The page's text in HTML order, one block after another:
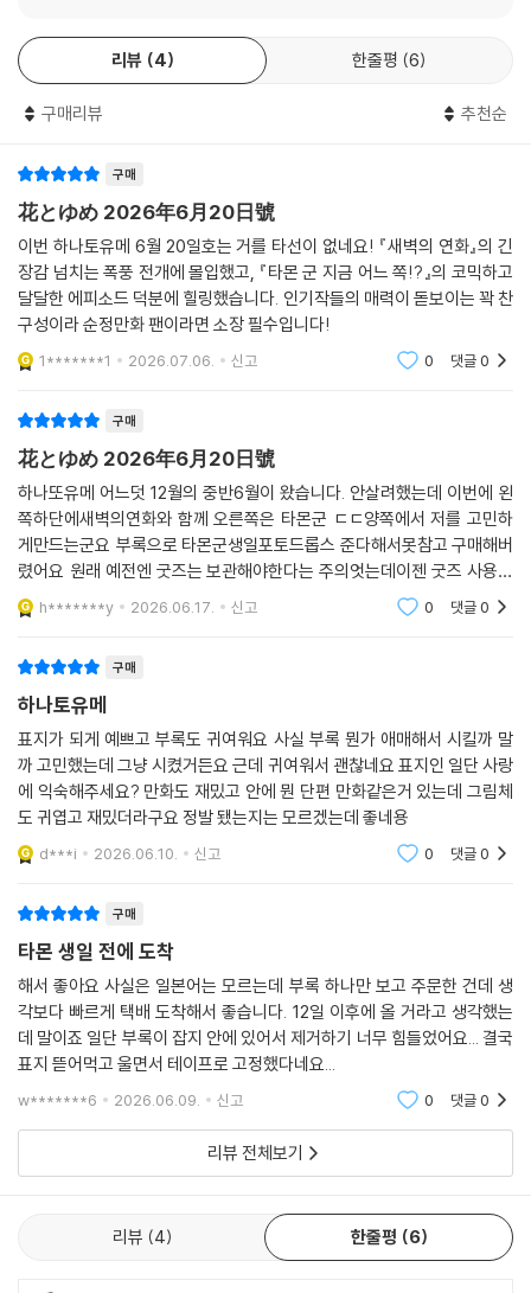
리뷰 4 한줄평 6
구매리뷰 추천순
구매
花とゆめ 2026年6月20日號
이번 하나토유메 6월 20일호는 거를 타선이 없네요! 『새벽의 연화』의 긴
장감 넘치는 폭풍 전개에 몰입했고, 『타몬 군 지금 어느 쪽!?』의 코믹하고
달달한 에피소드 덕분에 힐링했습니다. 인기작들의 매력이 돋보이는 꽉 찬
구성이라 순정만화 팬이라면 소장 필수입니다!
1*******1 2026.07.06. 신고 0 댓글0
구매
花とゆめ 2026年6月20日號
하나또유메 어느덧 12월의 중반6월이 왔습니다. 안살려했는데 이번에 왼
쪽하단에새벽의연화와 함께 오른쪽은 타몬군 ㄷㄷ양쪽에서 저를 고민하
게만드는군요 부록으로 타몬군생일포토드롭스 준다해서못참고 구매해버
렸어요 원래 예전엔 굿즈는 보관해야한다는 주의엇는데이젠 굿즈 사용파
로 바뀌어서 생일이나축하일일 있음 야무지게 쓰려합니다받아보니 약간
좀 쓰기엔 아쉽긴한데굿즈의
h*******y 2026.06.17. 신고 0 댓글0
구매
하나토유메
표지가 되게 예쁘고 부록도 귀여워요 사실 부록 뭔가 애매해서 시킬까 말
까 고민했는데 그냥 시켰거든요 근데 귀여워서 괜찮네요 표지인 일단 사랑
에 익숙해주세요? 만화도 재밌고 안에 뭔 단편 만화같은거 있는데 그림체
도 귀엽고 재밌더라구요 정발 됐는지는 모르겠는데 좋네용
d***i 2026.06.10. 신고 0 댓글0
구매
타몬 생일 전에 도착
해서 좋아요 사실은 일본어는 모르는데 부록 하나만 보고 주문한 건데 생
각보다 빠르게 택배 도착해서 좋습니다. 12일 이후에 올 거라고 생각했는
데 말이죠 일단 부록이 잡지 안에 있어서 제거하기 너무 힘들었어요... 결국
표지 뜯어먹고 울면서 테이프로 고정했다네요...
w*******6 2026.06.09. 신고 0 댓글0
리뷰 전체보기
리뷰 4 한줄평 6